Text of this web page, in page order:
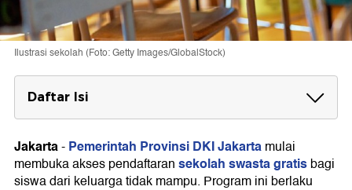
Ilustrasi sekolah (Foto: Getty Images/GlobalStock)
Daftar Isi
Syarat Sekolah Mitra
Syarat Peserta Didik
Jadwal Pendaftaran SPMB Bersama 2025
Jakarta-Pemerintah Provinsi DKI Jakartamulai
membuka akses pendaftaransekolah swasta gratisbagi
siswa dari keluarga tidak mampu. Program ini berlaku